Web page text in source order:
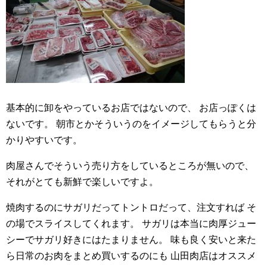
基本的に卸をやっているお店ではないので、
お店っぽくは
ないです。
朝市とかそういうのをイメージしてもらうと分
かりやすいです。
肉屋さんでそういう売り方をしているところが無いので、
それがとても新鮮で楽しいですよ。
焼肉するのにサガリだってトントロだって、注文すれば そ
の場でスライスしてくれます。
サガリは本当に肉厚ジュー
シーでサガリ好きにはたまりません。
味も良く安いと来た
ら日常のお肉をまとめ買いするのにも 山田肉店はオススメ